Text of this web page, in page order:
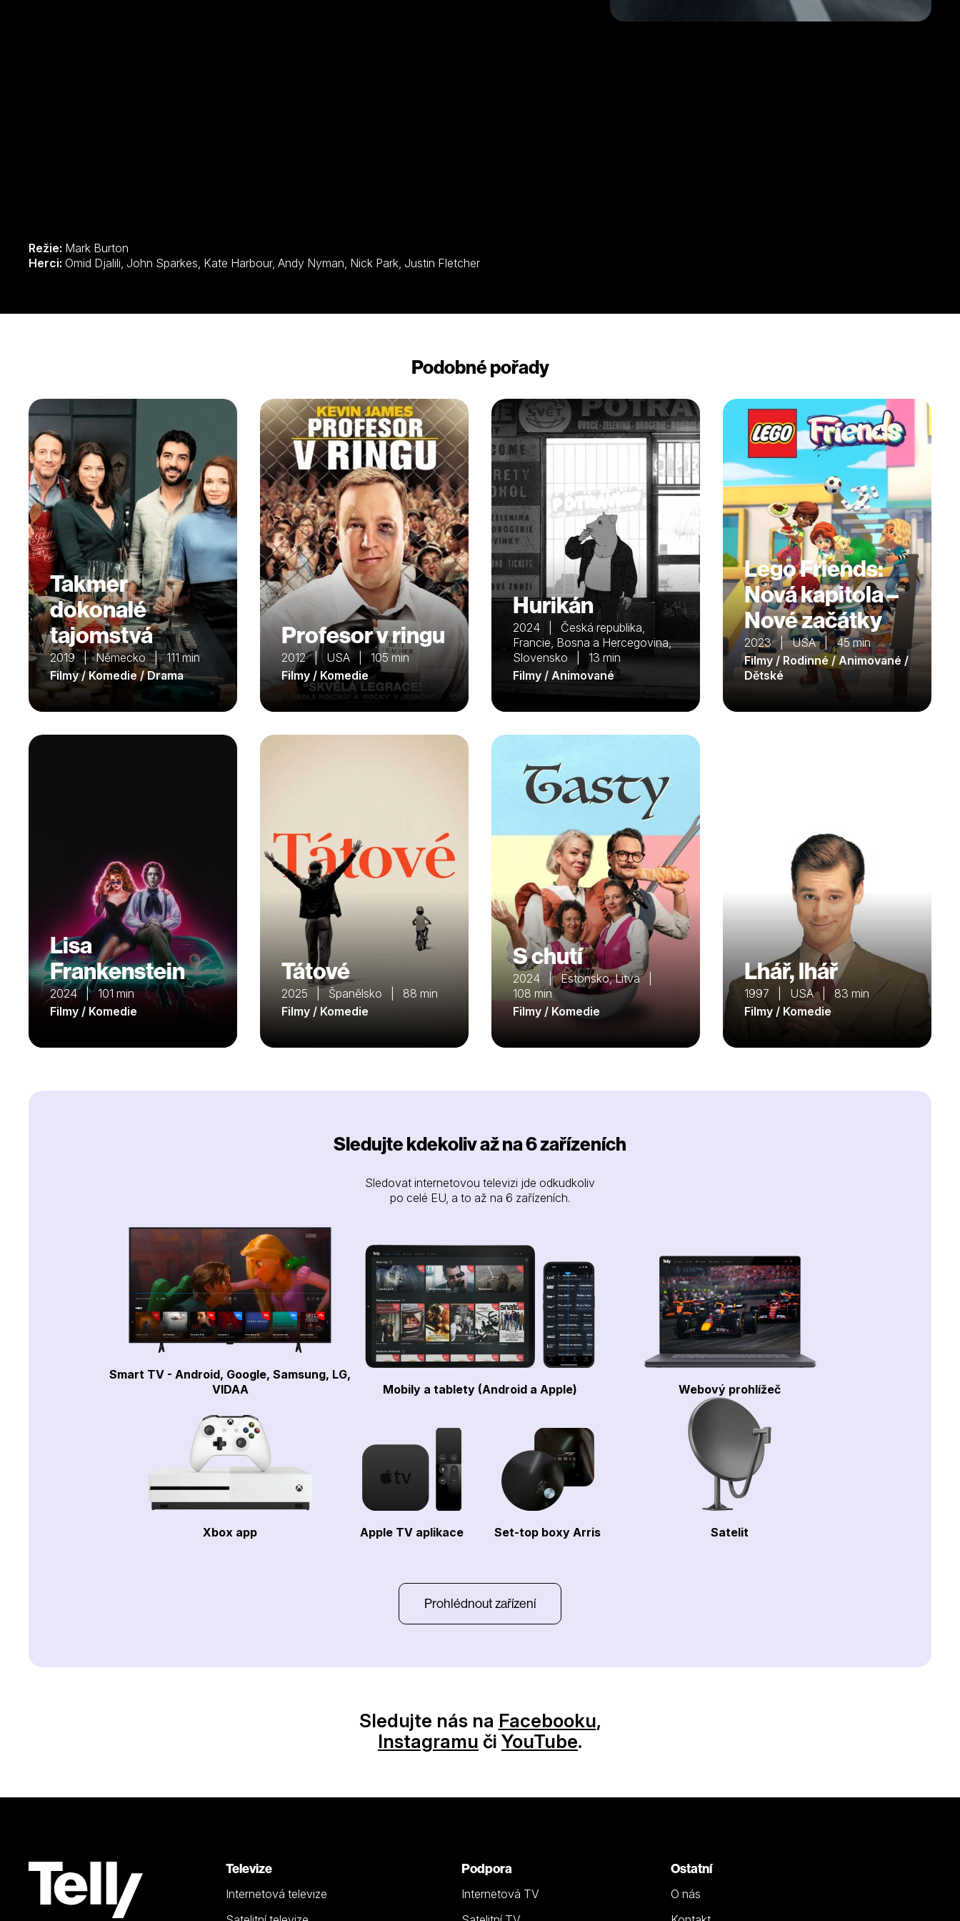
Režie: Mark Burton
Herci:
Omid Djalili, John Sparkes, Kate Harbour, Andy Nyman, Nick Park, Justin Fletcher
Podobné pořady
Takmer
dokonalé
tajomstvá
2019 | Německo | 111 min
Filmy / Komedie / Drama
Profesor v ringu
2012 | USA | 105 min
Filmy / Komedie
Hurikán
2024 | Česká republika,
Francie, Bosna a Hercegovina,
Slovensko | 13 min
Filmy / Animované
Lego Friends:
Nová kapitola –
Nové začátky
2023 | USA | 45 min
Filmy / Rodinné / Animované /
Dětské
Lisa
Frankenstein
2024 | 101 min
Filmy / Komedie
Tátové
2025 | Španělsko | 88 min
Filmy / Komedie
S chutí
2024 | Estonsko, Litva |
108 min
Filmy / Komedie
Lhář, lhář
1997 | USA | 83 min
Filmy / Komedie
Sledujte kdekoliv až na 6 zařízeních
Sledovat internetovou televizi jde odkudkoliv
po celé EU, a to až na 6 zařízeních.
Smart TV - Android, Google, Samsung, LG,
VIDAA
Mobily a tablety (Android a Apple) Webový prohlížeč
Xbox app Apple TV aplikace Set-top boxy Arris Satelit
Prohlédnout zařízení
Sledujte nás na Facebooku,
Instagramu či YouTube.
Televize
Internetová televize
Podpora
Internetová TV
Ostatní
O nás